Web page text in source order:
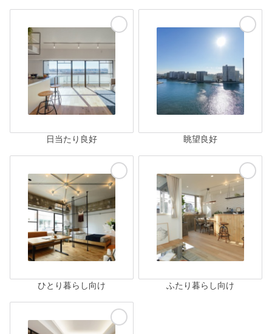
日当たり良好 眺望良好
ひとり暮らし向け ふたり暮らし向け